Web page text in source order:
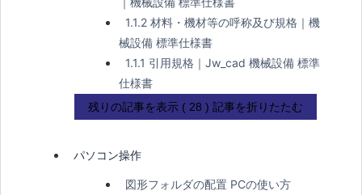
1.1.2 材料・機材等の呼称及び規格｜機
械設備 標準仕様書
1.1.1 引用規格｜Jw_cad 機械設備 標準
仕様書
残りの記事を表示 ( 28 ) 記事を折りたたむ
パソコン操作
図形フォルダの配置 PCの使い方